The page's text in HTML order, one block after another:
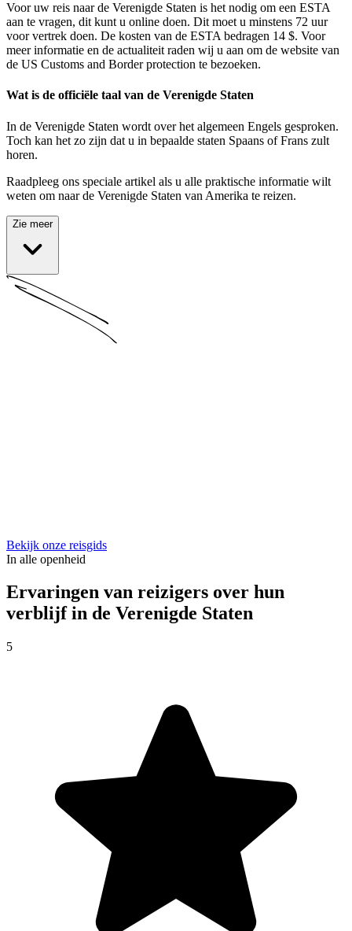
Voor uw reis naar de Verenigde Staten is het nodig om een ESTA
aan te vragen, dit kunt u online doen. Dit moet u minstens 72 uur
voor vertrek doen. De kosten van de ESTA bedragen 14 $. Voor
meer informatie en de actualiteit raden wij u aan om de website van
de US Customs and Border protection te bezoeken.
Wat is de officiële taal van de Verenigde Staten
In de Verenigde Staten wordt over het algemeen Engels gesproken.
Toch kan het zo zijn dat u in bepaalde staten Spaans of Frans zult
horen.
Raadpleeg ons speciale artikel als u alle praktische informatie wilt
weten om naar de Verenigde Staten van Amerika te reizen.
Zie meer
Bekijk onze reisgids
In alle openheid
Ervaringen van reizigers over hun
verblijf in de Verenigde Staten
5